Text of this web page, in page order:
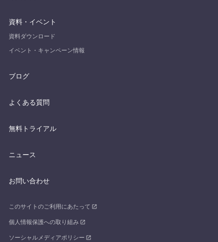
資料・イベント
資料ダウンロード
イベント・キャンペーン情報
ブログ
よくある質問
無料トライアル
ニュース
お問い合わせ
このサイトのご利用にあたって
個人情報保護への取り組み
ソーシャルメディアポリシー